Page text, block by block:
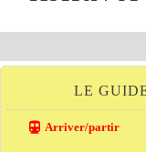
LE
directions_transit Arriver/partir